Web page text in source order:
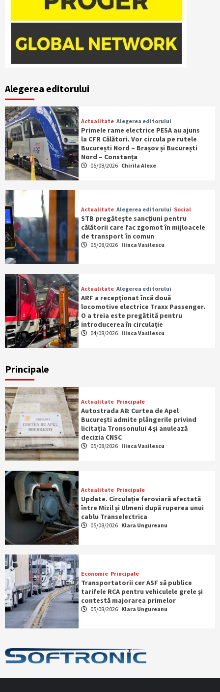
Alegerea editorului
Actualitate Alegerea editorului
Primele rame electrice PESA au ajuns
la CFR Călători. Vor circula pe rutele
București Nord – Brașov și București
Nord – Constanța
05/08/2026 Chirila Alexe
Actualitate Alegerea editorului Social
STB pregătește sancțiuni pentru
călătorii care fac zgomot în mijloacele
de transport în comun
05/08/2026 Ilinca Vasilescu
Actualitate Alegerea editorului
ARF a recepționat încă două
locomotive electrice Traxx Passenger.
O a treia este pregătită pentru
introducerea în circulație
04/08/2026 Ilinca Vasilescu
Principale
Actualitate Principale
Autostrada A8: Curtea de Apel
București admite plângerile privind
licitația Tronsonului 4 și anulează
decizia CNSC
05/08/2026 Ilinca Vasilescu
Actualitate Principale
Update. Circulație feroviară afectată
între Mizil și Ulmeni după ruperea unui
cablu Transelectrica
05/08/2026 Klara Ungureanu
Economie Principale
Transportatorii cer ASF să publice
tarifele RCA pentru vehiculele grele și
contestă majorarea primelor
05/08/2026 Klara Ungureanu